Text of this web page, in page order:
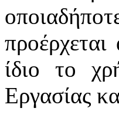
ίδιο το
Εργασίας